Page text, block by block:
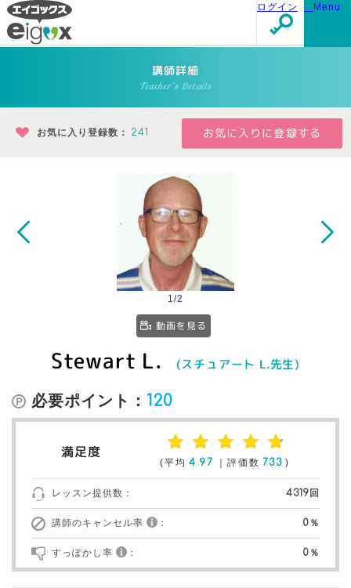
Menu
ログイン
講師詳細
Teacher's Details
1/2
動画を見る
Stewart L. (スチュアート L.先生)
必要ポイント： 120
満足度
(平均 4.97 ｜評価数 733 )
レッスン提供数： 4319回
講師のキャンセル率 ： 0％
すっぽかし率 ： 0％
お気に入り登録数： 241